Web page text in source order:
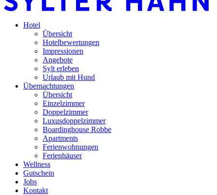
Hotel
Übersicht
Hotelbewertungen
Impressionen
Angebote
Sylt erleben
Urlaub mit Hund
Übernachtungen
Übersicht
Einzelzimmer
Doppelzimmer
Luxusdoppelzimmer
Boardinghouse Robbe
Apartments
Ferienwohnungen
Ferienhäuser
Wellness
Gutschein
Jobs
Kontakt